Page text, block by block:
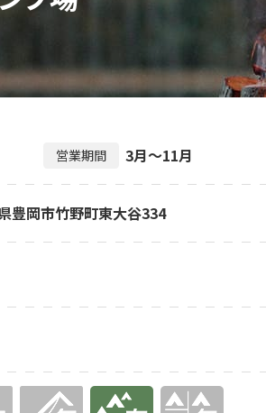
営業期間 3月～11月
豊岡市竹野町東大谷334
有り 無